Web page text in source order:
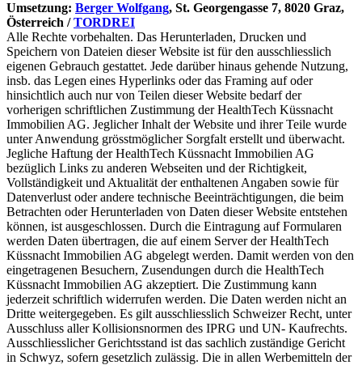
Umsetzung: Berger Wolfgang, St. Georgengasse 7, 8020 Graz,
Österreich /TORDREI
Alle Rechte vorbehalten. Das Herunterladen, Drucken und
Speichern von Dateien dieser Website ist für den ausschliesslich
eigenen Gebrauch gestattet. Jede darüber hinaus gehende Nutzung,
insb. das Legen eines Hyperlinks oder das Framing auf oder
hinsichtlich auch nur von Teilen dieser Website bedarf der
vorherigen schriftlichen Zustimmung der HealthTech Küssnacht
Immobilien AG. Jeglicher Inhalt der Website und ihrer Teile wurde
unter Anwendung grösstmöglicher Sorgfalt erstellt und überwacht.
Jegliche Haftung der HealthTech Küssnacht Immobilien AG
bezüglich Links zu anderen Webseiten und der Richtigkeit,
Vollständigkeit und Aktualität der enthaltenen Angaben sowie für
Datenverlust oder andere technische Beeinträchtigungen, die beim
Betrachten oder Herunterladen von Daten dieser Website entstehen
können, ist ausgeschlossen. Durch die Eintragung auf Formularen
werden Daten übertragen, die auf einem Server der HealthTech
Küssnacht Immobilien AG abgelegt werden. Damit werden von den
eingetragenen Besuchern, Zusendungen durch die HealthTech
Küssnacht Immobilien AG akzeptiert. Die Zustimmung kann
jederzeit schriftlich widerrufen werden. Die Daten werden nicht an
Dritte weitergegeben. Es gilt ausschliesslich Schweizer Recht, unter
Ausschluss aller Kollisionsnormen des IPRG und UN- Kaufrechts.
Ausschliesslicher Gerichtsstand ist das sachlich zuständige Gericht
in Schwyz, sofern gesetzlich zulässig. Die in allen Werbemitteln der